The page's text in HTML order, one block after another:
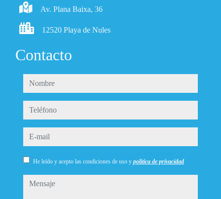
Av. Plana Baixa, 36
12520 Playa de Nules
Contacto
nombre
teléfono
e-mail
He leído y acepto las condiciones de uso y política de privacidad
mensaje